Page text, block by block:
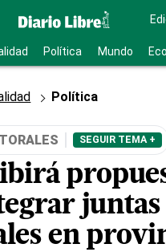
Política Mundo
Política
SEGUIR TEMA +
juntas
en